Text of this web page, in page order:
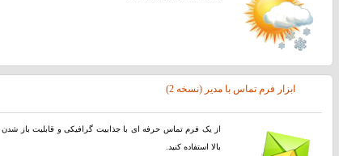
ابزار فرم تماس با مدیر (نسخه 2)
از یک فرم تماس حرفه ای با جذابیت گرافیکی و قابلیت باز
بالا استفاده کنید.